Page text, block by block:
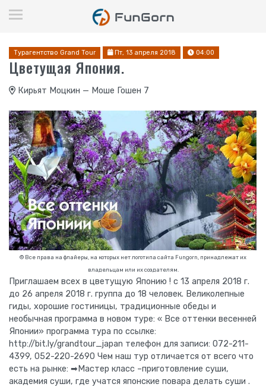
Турагентство Grand Tour Пт, 13 апреля 2018 04:00
Цветущая Япония.
Кирьят Моцкин — Моше Гошен 7
© Все права на флайеры, на которых нет логотипа сайта Fungorn, принадлежат их
владельцам или их создателям.
Приглашаем всех в цветущую Японию ! с 13 апреля 2018 г.
до 26 апреля 2018 г. группа до 18 человек. Великолепные
гиды, хорошие гостиницы, традиционные обеды и
необычная программа в новом туре: « Все оттенки весенней
Японии» программа тура по ссылке:
http://bit.ly/grandtour_japan телефон для записи: 072-211-
4399, 052-220-2690 Чем наш тур отличается от всего что
есть на рынке: ➡Мастер класс –приготовление суши,
академия суши, где учатся японские повара делать суши .